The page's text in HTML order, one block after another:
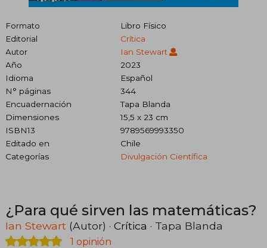
Formato
Libro Físico
Editorial
Crítica
Autor
Ian Stewart
Año
2023
Idioma
Español
N° páginas
344
Encuadernación
Tapa Blanda
Dimensiones
15,5 x 23 cm
ISBN13
9789569993350
Editado en
Chile
Categorías
Divulgación Científica
¿Para qué sirven las matemáticas?
Ian Stewart (Autor) · Crítica · Tapa Blanda
1 opinión